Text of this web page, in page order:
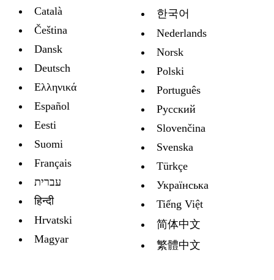
Català
Čeština
Dansk
Deutsch
Ελληνικά
Español
Eesti
Suomi
Français
עברית
हिन्दी
Hrvatski
Magyar
한국어
Nederlands
Norsk
Polski
Português
Русский
Slovenčina
Svenska
Türkçe
Украïнська
Tiếng Việt
简体中文
繁體中文